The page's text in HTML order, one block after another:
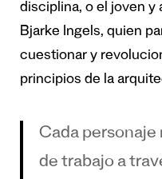
disciplina, o el joven
Bjarke Ingels, quien
cuestionar y
principios de la
Cada
de trabajo a